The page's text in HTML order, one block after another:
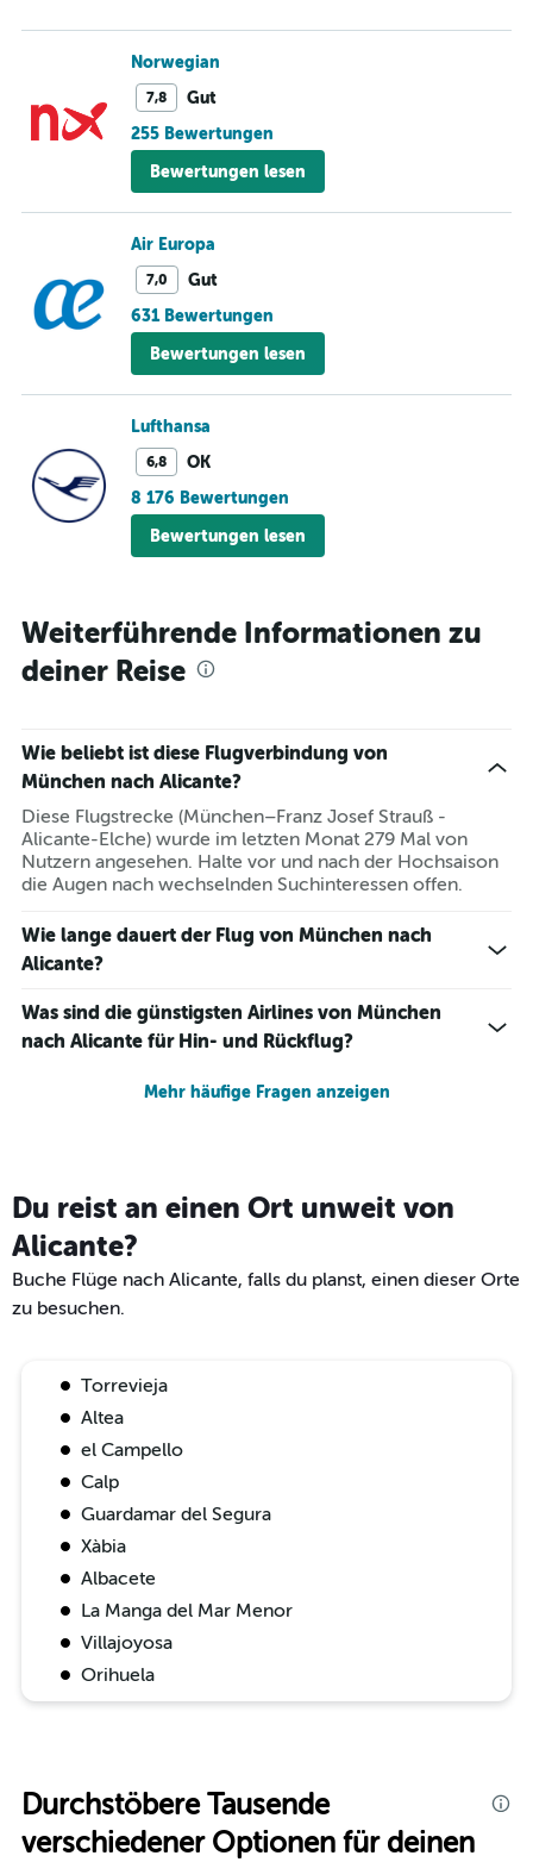
Norwegian
7,8
Gut
255 Bewertungen
Bewertungen lesen
Air Europa
7,0
Gut
631 Bewertungen
Bewertungen lesen
Lufthansa
6,8
OK
8 176 Bewertungen
Bewertungen lesen
Weiterführende Informationen zu
deiner Reise
Wie beliebt ist diese Flugverbindung von
München nach Alicante?
Diese Flugstrecke (München–Franz Josef Strauß -
Alicante-Elche) wurde im letzten Monat 279 Mal von
Nutzern angesehen. Halte vor und nach der Hochsaison
die Augen nach wechselnden Suchinteressen offen.
Wie lange dauert der Flug von München nach
Alicante?
Was sind die günstigsten Airlines von München
nach Alicante für Hin- und Rückflug?
Mehr häufige Fragen anzeigen
Du reist an einen Ort unweit von
Alicante?
Buche Flüge nach Alicante, falls du planst, einen dieser Orte
zu besuchen.
Torrevieja
Altea
el Campello
Calp
Guardamar del Segura
Xàbia
Albacete
La Manga del Mar Menor
Villajoyosa
Orihuela
Durchstöbere Tausende
verschiedener Optionen für deinen